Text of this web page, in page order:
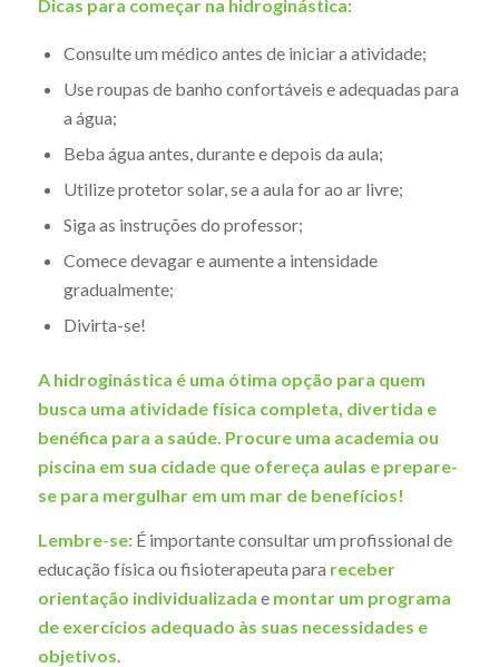
Dicas para começar na hidroginástica:
Consulte um médico antes de iniciar a atividade;
Use roupas de banho confortáveis e adequadas para
a água;
Beba água antes, durante e depois da aula;
Utilize protetor solar, se a aula for ao ar livre;
Siga as instruções do professor;
Comece devagar e aumente a intensidade
gradualmente;
Divirta-se!
A hidroginástica é uma ótima opção para quem
busca uma atividade física completa, divertida e
benéfica para a saúde. Procure uma academia ou
piscina em sua cidade que ofereça aulas e prepare-
se para mergulhar em um mar de benefícios!
Lembre-se:É importante consultar um profissional de
educação física ou fisioterapeuta para receber
orientação individualizada e montar um programa
de exercícios adequado às suas necessidades e
objetivos